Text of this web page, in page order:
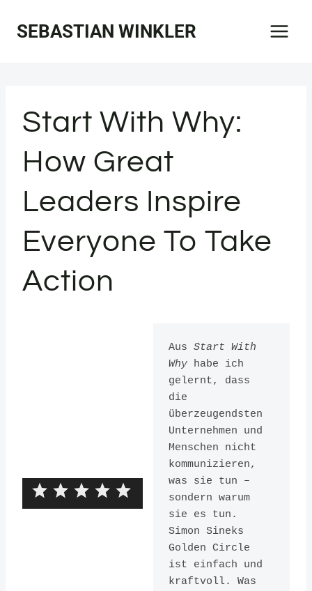
InhaltSEBASTIAN WINKLER
Start With Why:
How Great
Leaders Inspire
Everyone To Take
Action
Aus Start With
Why habe ich
gelernt, dass
die
überzeugendsten
Unternehmen und
Menschen nicht
kommunizieren,
was sie tun –
sondern warum
sie es tun.
Simon Sineks
Golden Circle
ist einfach und
kraftvoll. Was